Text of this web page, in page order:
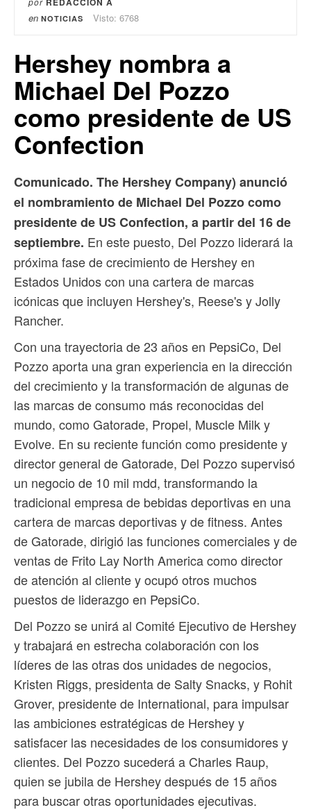
en NOTICIAS Visto: 6768
Hershey nombra a
Michael Del Pozzo
como presidente de US
Confection
Comunicado. The Hershey Company) anunció
el nombramiento de Michael Del Pozzo como
presidente de US Confection, a partir del 16 de
septiembre. En este puesto, Del Pozzo liderará la
próxima fase de crecimiento de Hershey en
Estados Unidos con una cartera de marcas
icónicas que incluyen Hershey's, Reese's y Jolly
Rancher.
Con una trayectoria de 23 años en PepsiCo, Del
Pozzo aporta una gran experiencia en la dirección
del crecimiento y la transformación de algunas de
las marcas de consumo más reconocidas del
mundo, como Gatorade, Propel, Muscle Milk y
Evolve. En su reciente función como presidente y
director general de Gatorade, Del Pozzo supervisó
un negocio de 10 mil mdd, transformando la
tradicional empresa de bebidas deportivas en una
cartera de marcas deportivas y de fitness. Antes
de Gatorade, dirigió las funciones comerciales y de
ventas de Frito Lay North America como director
de atención al cliente y ocupó otros muchos
puestos de liderazgo en PepsiCo.
Del Pozzo se unirá al Comité Ejecutivo de Hershey
y trabajará en estrecha colaboración con los
líderes de las otras dos unidades de negocios,
Kristen Riggs, presidenta de Salty Snacks, y Rohit
Grover, presidente de International, para impulsar
las ambiciones estratégicas de Hershey y
satisfacer las necesidades de los consumidores y
clientes. Del Pozzo sucederá a Charles Raup,
quien se jubila de Hershey después de 15 años
para buscar otras oportunidades ejecutivas.